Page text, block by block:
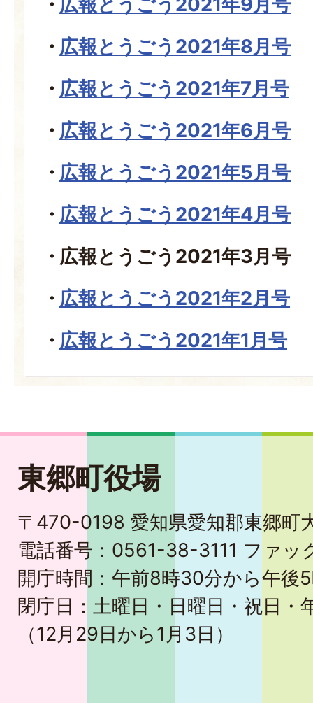
広報とうごう2021年8月号
広報とうごう2021年7月号
広報とうごう2021年6月号
広報とうごう2021年5月号
広報とうごう2021年4月号
広報とうごう2021年3月号
広報とうごう2021年2月号
広報とうごう2021年1月号
東郷町役場
〒470-0198 愛知県愛知郡東郷町
電話番号：0561-38-3111 ファ
開庁時間：午前8時30分から午後
閉庁日：土曜日・日曜日・祝日・
（12月29日から1月3日）